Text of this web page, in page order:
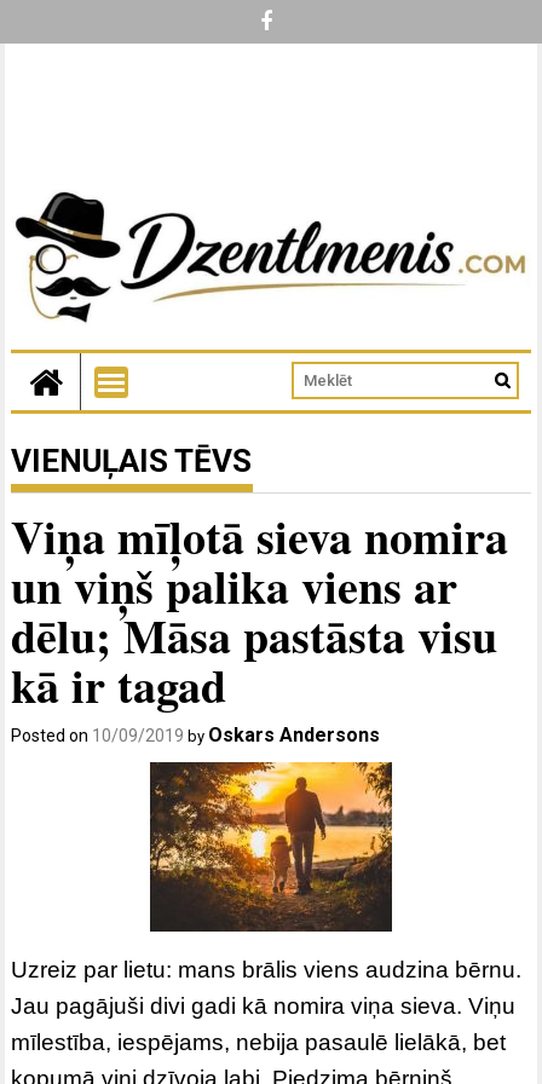
VIENUĻAIS TĒVS
Viņa mīļotā sieva nomira
un viņš palika viens ar
dēlu; Māsa pastāsta visu
kā ir tagad
Posted on 10/09/2019 by Oskars Andersons
Uzreiz par lietu: mans brālis viens audzina bērnu.
Jau pagājuši divi gadi kā nomira viņa sieva. Viņu
mīlestība, iespējams, nebija pasaulē lielākā, bet
kopumā viņi dzīvoja labi. Piedzima bērniņš…